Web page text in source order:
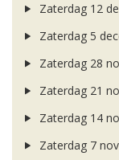
Zaterdag 12
Zaterdag 5
Zaterdag 28
Zaterdag 21
Zaterdag 14
Zaterdag 7